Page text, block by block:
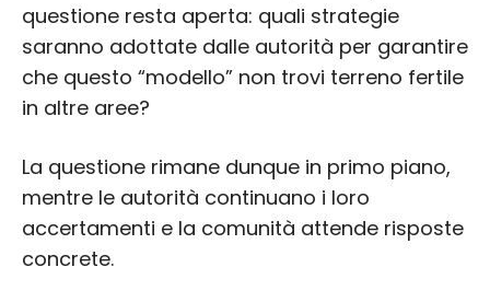
questione resta aperta: quali strategie
saranno adottate dalle autorità per garantire
che questo “modello” non trovi terreno fertile
in altre aree?
La questione rimane dunque in primo piano,
mentre le autorità continuano i loro
accertamenti e la comunità attende risposte
concrete.